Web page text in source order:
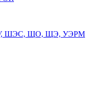
ШЭС, ЩО, ЩЭ, УЭРМ